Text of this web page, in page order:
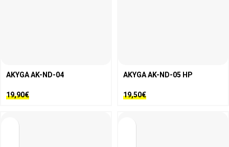
AKYGA AK-ND-04
19,90€
AKYGA AK-ND-05 HP
19,50€